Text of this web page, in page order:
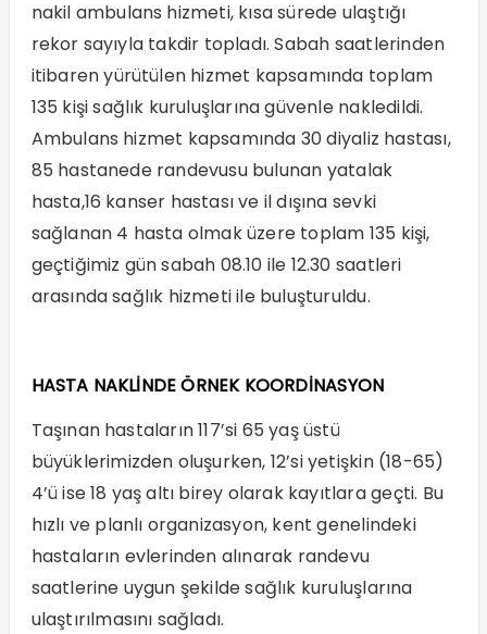
nakil ambulans hizmeti, kısa sürede ulaştığı
rekor sayıyla takdir topladı. Sabah saatlerinden
itibaren yürütülen hizmet kapsamında toplam
135 kişi sağlık kuruluşlarına güvenle nakledildi.
Ambulans hizmet kapsamında 30 diyaliz hastası,
85 hastanede randevusu bulunan yatalak
hasta,16 kanser hastası ve il dışına sevki
sağlanan 4 hasta olmak üzere toplam 135 kişi,
geçtiğimiz gün sabah 08.10 ile 12.30 saatleri
arasında sağlık hizmeti ile buluşturuldu.
HASTA NAKLİNDE ÖRNEK KOORDİNASYON
Taşınan hastaların 117’si 65 yaş üstü
büyüklerimizden oluşurken, 12’si yetişkin (18-65)
4’ü ise 18 yaş altı birey olarak kayıtlara geçti. Bu
hızlı ve planlı organizasyon, kent genelindeki
hastaların evlerinden alınarak randevu
saatlerine uygun şekilde sağlık kuruluşlarına
ulaştırılmasını sağladı.